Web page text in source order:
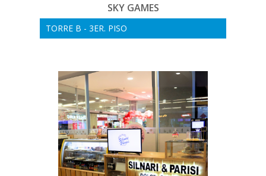
SKY GAMES
TORRE B - 3ER. PISO